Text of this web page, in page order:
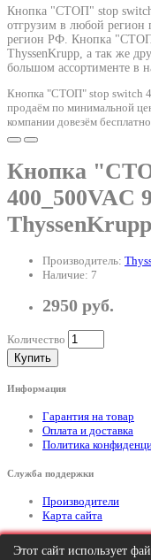
Кнопка "СТОП" stop switch
отгрузим в любой регион
регион РФ. Кнопка
ThyssenKrupp, а так же
большом ассортименте в
Кнопка "СТОП" stop switch
продаём по минимальной
компании довезём
Кнопка
400_500VAC
ThyssenKrupp
Производитель:
Наличие: 7
2950 руб.
Количество
Купить
Информация
Гарантия на товар
Оплата и доставка
Политика
Служба поддержки
Производители
Карта сайта
Дополнительно
Этот сайт использует